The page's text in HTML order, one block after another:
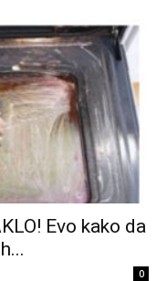
Evo kako da
0